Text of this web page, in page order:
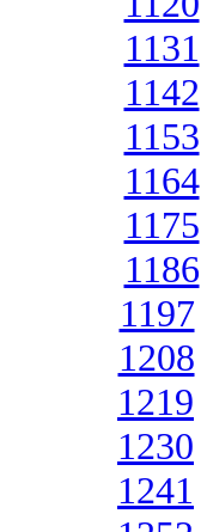
1131
1142
1153
1164
1175
1186
1197
1208
1219
1230
1241